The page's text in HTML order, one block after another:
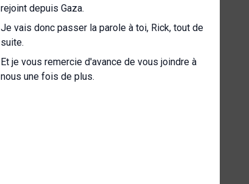
rejoint depuis Gaza.
Je vais donc passer la parole à toi, Rick, tout de
suite.
Et je vous remercie d'avance de vous joindre à
nous une fois de plus.